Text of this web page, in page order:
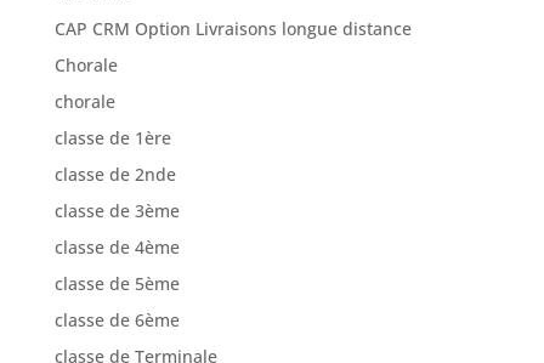
chorale
classe de 1ère
classe de 2nde
classe de 3ème
classe de 4ème
classe de 5ème
classe de 6ème
classe de Terminale
classe défense
classe radio